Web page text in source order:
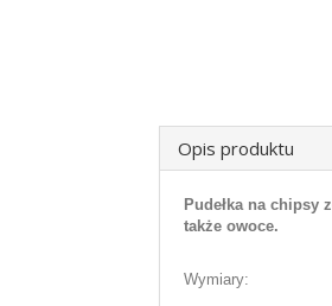
Opis produktu
Pudełka na chipsy
także owoce.
Wymiary: